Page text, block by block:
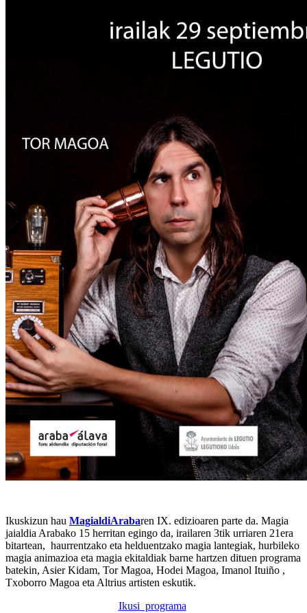
Ikuskizun hau MagialdiArabaren IX. edizioaren parte da. Magia
jaialdia Arabako 15 herritan egingo da, irailaren 3tik urriaren 21era
bitartean, haurrentzako eta helduentzako magia lantegiak, hurbileko
magia animazioa eta magia ekitaldiak barne hartzen dituen programa
batekin, Asier Kidam, Tor Magoa, Hodei Magoa, Imanol Ituiño ,
Txoborro Magoa eta Altrius artisten eskutik.
Ikusi programa